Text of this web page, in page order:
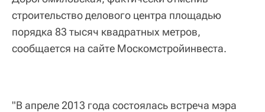
строительство делового центра площадью
порядка 83 тысяч квадратных метров,
сообщается на сайте Москомстройинвеста.
"В апреле 2013 года состоялась встреча мэра